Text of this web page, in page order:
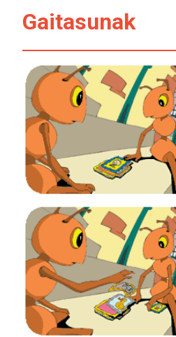
Gaitasunak